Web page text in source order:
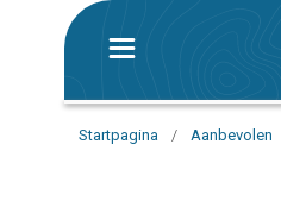
Startpagina / Aanbevolen